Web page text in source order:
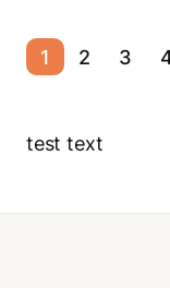
1 2 3
test text